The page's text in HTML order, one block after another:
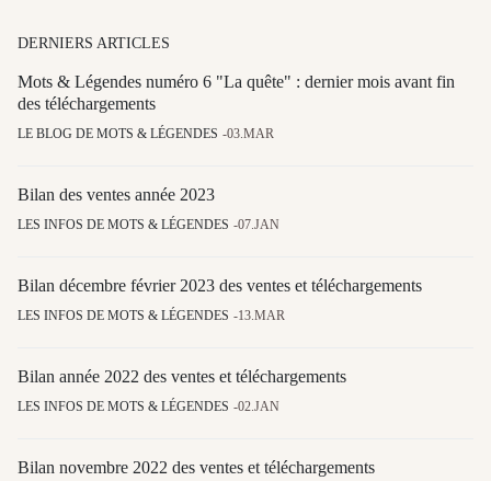
DERNIERS ARTICLES
Mots & Légendes numéro 6 "La quête" : dernier mois avant fin
des téléchargements
LE BLOG DE MOTS & LÉGENDES 03.MAR
Bilan des ventes année 2023
LES INFOS DE MOTS & LÉGENDES 07.JAN
Bilan décembre février 2023 des ventes et téléchargements
LES INFOS DE MOTS & LÉGENDES 13.MAR
Bilan année 2022 des ventes et téléchargements
LES INFOS DE MOTS & LÉGENDES 02.JAN
Bilan novembre 2022 des ventes et téléchargements